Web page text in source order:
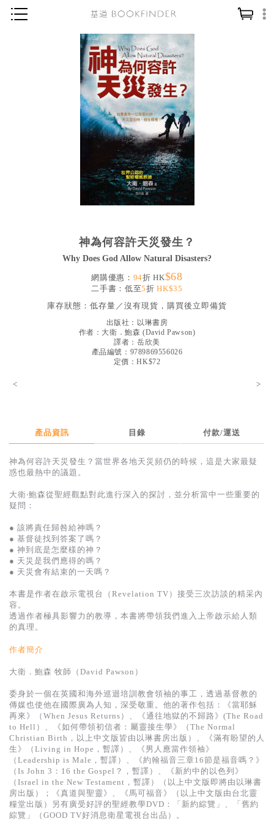
神學／教義
讀經／研經
信仰入門
教會歷史
信徒生活
社會／倫理
哲學／宗教比較
見證／傳記
文藝／勵志
暢銷榜
中文二手書
電子書
基道 Top 50
神為何容許天災發生？
Why Does God Allow Natural Disasters?
網購優惠： 94折 HK$68
二手書：低至5折HK$35
庫存狀態： 低存量／沒有現貨，購買後立即備貨
出版社： 以琳書房
作者： 大衛．鮑森 (David Pawson)
譯者： 岳欣美
產品編號：9789869556026
定價：HK$72
< >
產品資訊 目錄 付款/運送
神為何容許天災發生？當世界各地天災頻仍的時候，這是大家最疑
惑也最熱中的議題。
大衛‧鮑森從聖經觀點對此進行深入的探討，並分析當中一些重要的
疑問：
● 該將責任歸咎給神嗎？
● 基督徒找到答案了嗎？
● 神到底是怎麼樣的神？
● 天災是我們應得的嗎？
● 天災會有結束的一天嗎？
本書是作者在啟示電視台（Revelation TV）接受三次訪談的精采內
容。
透過作者極具影響力的教導，本書將帶領我們進入上帝啟示給人類
的真理。
作者簡介
大衛．鮑森 牧師（David Pawson）
委身於一個在英國和海外巡迴培訓教會領袖的事工，透過基督教的
傳媒也使他在國際廣為人知，深受敬重。他的著作包括：《當耶穌
再來》（When Jesus Returns）、《通往地獄的不歸路》(The Road
to Hell）、《如何帶領初信者：屬靈接生學》（The Normal
Christian Birth，以上中文版皆由以琳書房出版）、《滿有盼望的人
生》（Living in Hope，暫譯）、《男人應當作領袖》
（Leadership is Male，暫譯）、《約翰福音三章16節是福音嗎？》
（Is John 3：16 the Gospel？，暫譯）、《新約中的以色列》
（Israel in the New Testament，暫譯）（以上中文版即將由以琳書
房出版）；《真道與聖靈》、《馬可福音》（以上中文版由台北靈
糧堂出版）另有廣受好評的聖經教學DVD：「新約綜覽」、「舊約
綜覽」（GOOD TV好消息衛星電視台出品）。